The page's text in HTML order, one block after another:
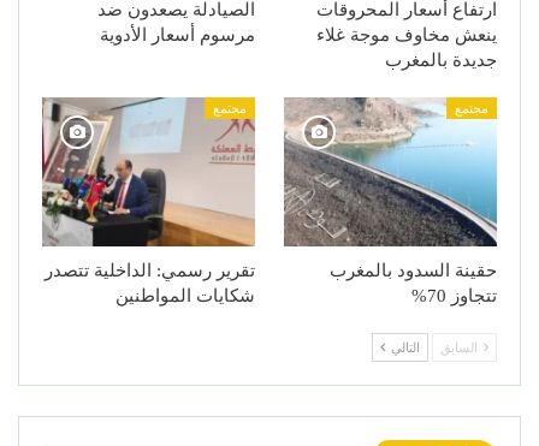
ارتفاع أسعار المحروقات
ينعش مخاوف موجة غلاء
جديدة بالمغرب
الصيادلة يصعدون ضد
مرسوم أسعار الأدوية
مجتمع
حقينة السدود بالمغرب
تتجاوز 70%
مجتمع
تقرير رسمي: الداخلية تتصدر
شكايات المواطنين
السابق التالي